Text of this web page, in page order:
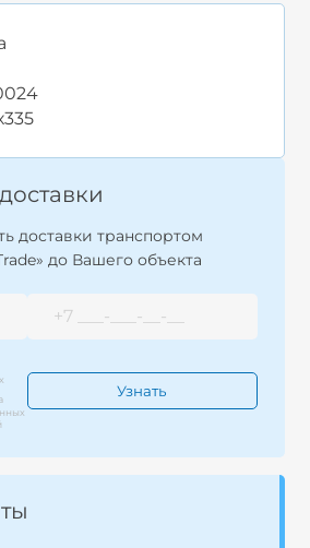
доставки транспортом
до Вашего объекта